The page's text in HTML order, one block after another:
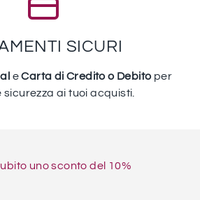
SICURI
eCarta di Credito o Debito per
ai tuoi acquisti.
uno sconto del 10%